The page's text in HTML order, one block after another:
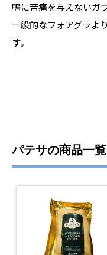
鴨に苦痛を与えないガ
一般的なフォアグラよ
す。
パテサの商品一覧